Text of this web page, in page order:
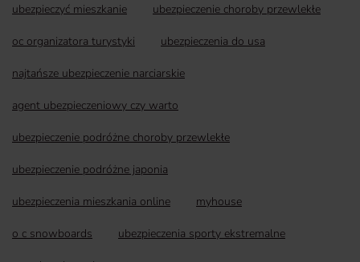
ubezpieczyć mieszkanie ubezpieczenie choroby przewlekłe
oc organizatora turystyki ubezpieczenia do usa
najtańsze ubezpieczenie narciarskie
agent ubezpieczeniowy czy warto
ubezpieczenie podróżne choroby przewlekłe
ubezpieczenie podróżne japonia
ubezpieczenia mieszkania online myhouse
o c snowboards ubezpieczenia sporty ekstremalne